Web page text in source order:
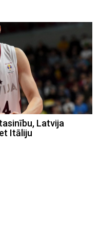
Latvija
Itāliju